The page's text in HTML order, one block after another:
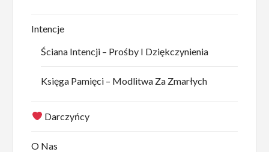
Intencje
Ściana Intencji – Prośby I Dziękczynienia
Księga Pamięci – Modlitwa Za Zmarłych
Darczyńcy
O Nas